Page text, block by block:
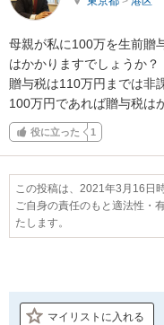
母親が私に100万を生前贈
はかかりますでしょうか？
贈与税は110万円までは非
100万円であれば贈与税は
役に立った 1
この投稿は、2021年3月16日
ご自身の責任のもと適法性・
たします。
マイリストに入れる